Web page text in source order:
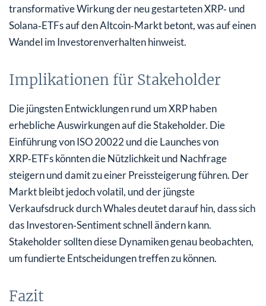
transformative Wirkung der neu gestarteten XRP‑ und
Solana‑ETFs auf den Altcoin‑Markt betont, was auf einen
Wandel im Investorenverhalten hinweist.
Implikationen für Stakeholder
Die jüngsten Entwicklungen rund um XRP haben
erhebliche Auswirkungen auf die Stakeholder. Die
Einführung von ISO 20022 und die Launches von
XRP‑ETFs könnten die Nützlichkeit und Nachfrage
steigern und damit zu einer Preissteigerung führen. Der
Markt bleibt jedoch volatil, und der jüngste
Verkaufsdruck durch Whales deutet darauf hin, dass sich
das Investoren‑Sentiment schnell ändern kann.
Stakeholder sollten diese Dynamiken genau beobachten,
um fundierte Entscheidungen treffen zu können.
Fazit